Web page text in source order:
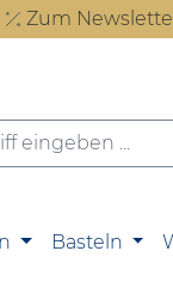
Zum
Basteln